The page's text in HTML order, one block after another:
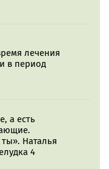
лечения
в период
а есть
Наталья
4